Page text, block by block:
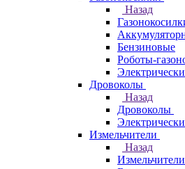
Назад
Бензиновые
Роботы-
Дровоколы
Назад
Дровоколы
Измельчители
Назад
Измельчители